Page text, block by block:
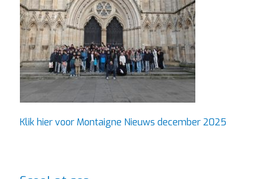
Klik hier voor Montaigne Nieuws december 2025